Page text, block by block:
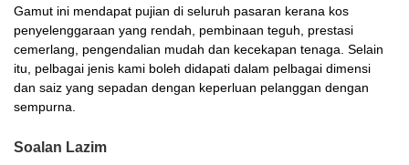
Gamut ini mendapat pujian di seluruh pasaran kerana kos
penyelenggaraan yang rendah, pembinaan teguh, prestasi
cemerlang, pengendalian mudah dan kecekapan tenaga. Selain
itu, pelbagai jenis kami boleh didapati dalam pelbagai dimensi
dan saiz yang sepadan dengan keperluan pelanggan dengan
sempurna.
Soalan Lazim